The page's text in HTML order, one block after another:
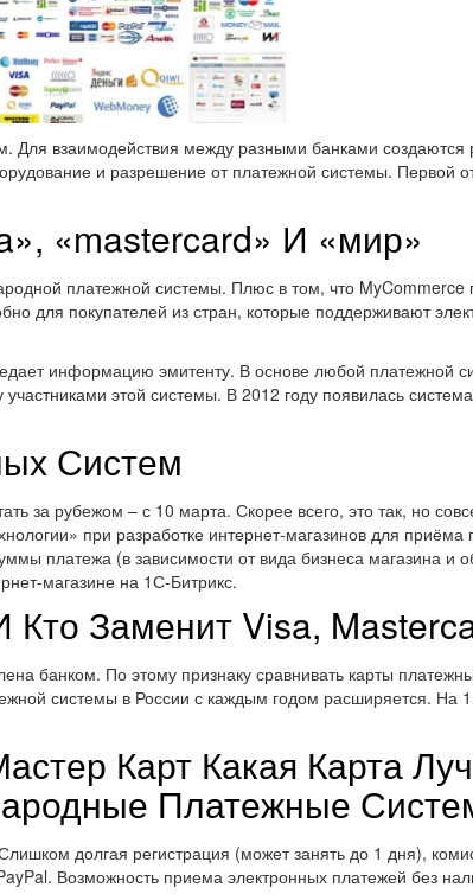
взаимодействия между разными банками создаются
и разрешение от платежной системы. Первой
«mastercard» И «мир»
платежной системы. Плюс в том, что MyCommerce
для покупателей из стран, которые поддерживают
информацию эмитенту. В основе любой платежной
этой системы. В 2012 году появилась
Систем
за рубежом – с 10 марта. Скорее всего, это так, но
при разработке интернет-магазинов для приёма
платежа (в зависимости от вида бизнеса магазина
магазине на 1С-Битрикс.
Заменит Visa,
банком. По этому признаку сравнивать карты
системы в России с каждым годом расширяется. На
Карт Какая Карта
Платежные
долгая регистрация (может занять до 1 дня),
Возможность приема электронных платежей без